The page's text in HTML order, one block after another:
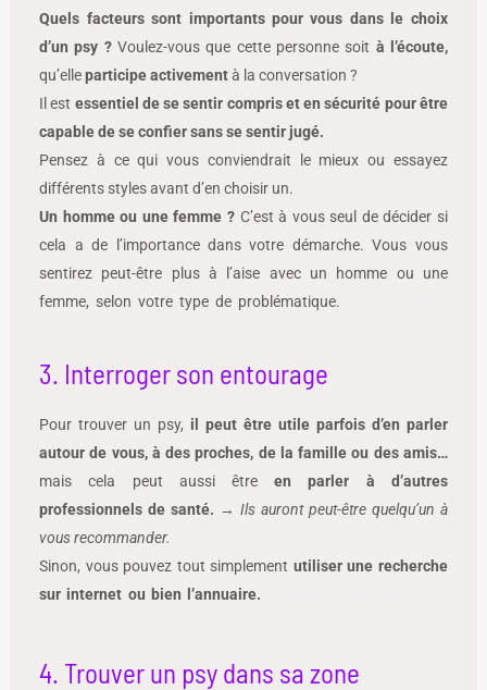
Quels facteurs sont importants pour vous dans le choix
d’un psy ?Voulez-vous que cette personne soit à l’écoute,
qu’elleparticipe activementà la conversation ?
Il est essentiel de se sentir compris et en sécurité pour être
capable de se confier sans se sentir jugé.
Pensez à ce qui vous conviendrait le mieux ou essayez
différents styles avant d’en choisir un.
Un homme ou une femme ?C’est à vous seul de décider si
cela a de l’importance dans votre démarche. Vous vous
sentirez peut-être plus à l’aise avec un homme ou une
femme, selon votre type de problématique.
3. Interroger son entourage
Pour trouver un psy, il peut être utile parfois d’en parler
autour de vous, à des proches, de la famille ou des amis…
mais cela peut aussi être en parler à d’autres
professionnels de santé. → Ils auront peut-être quelqu’un à
vous recommander.
Sinon, vous pouvez tout simplement utiliser une recherche
sur internet ou bien l’annuaire.
4. Trouver un psy dans sa zone